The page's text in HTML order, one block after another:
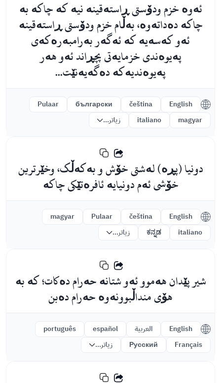
ئەوە خزم ودۆستی ڕاستەقینە نیە کە چاکە بە
چاکە دەداتەوە، بەڵام خزم ودۆستی ڕاستەقینە
ئەو کەسەیە کە ئەگەر بەرامبەرەکەی
پەیوەندی خزمایەتی پچڕاند ئەو هەر
پەیوەندیەکە دەگەیەنێت...
English
čeština
български
Pulaar
magyar
italiano زیاتر...
دونیا (پڕە) لەشتی خۆش و بەکەڵک، وخێرترین
خۆشی ئەم دونیایە ئافرەتێکی چاکە
English
čeština
Pulaar
magyar
italiano
ಕನ್ನಡ زیاتر...
شیر پێدان هەموو ئەو شتانە حەرام دەکات؛ کە بە
هۆی منداڵبوونەوە حەرام دەبن
English العربية español
português
Français
Русский زیاتر...